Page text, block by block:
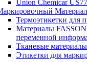
Union Chemicar
Материал
Термоэтикетки для
Материалы FASSON
переменной
Тканевые материалы
Этикетки для